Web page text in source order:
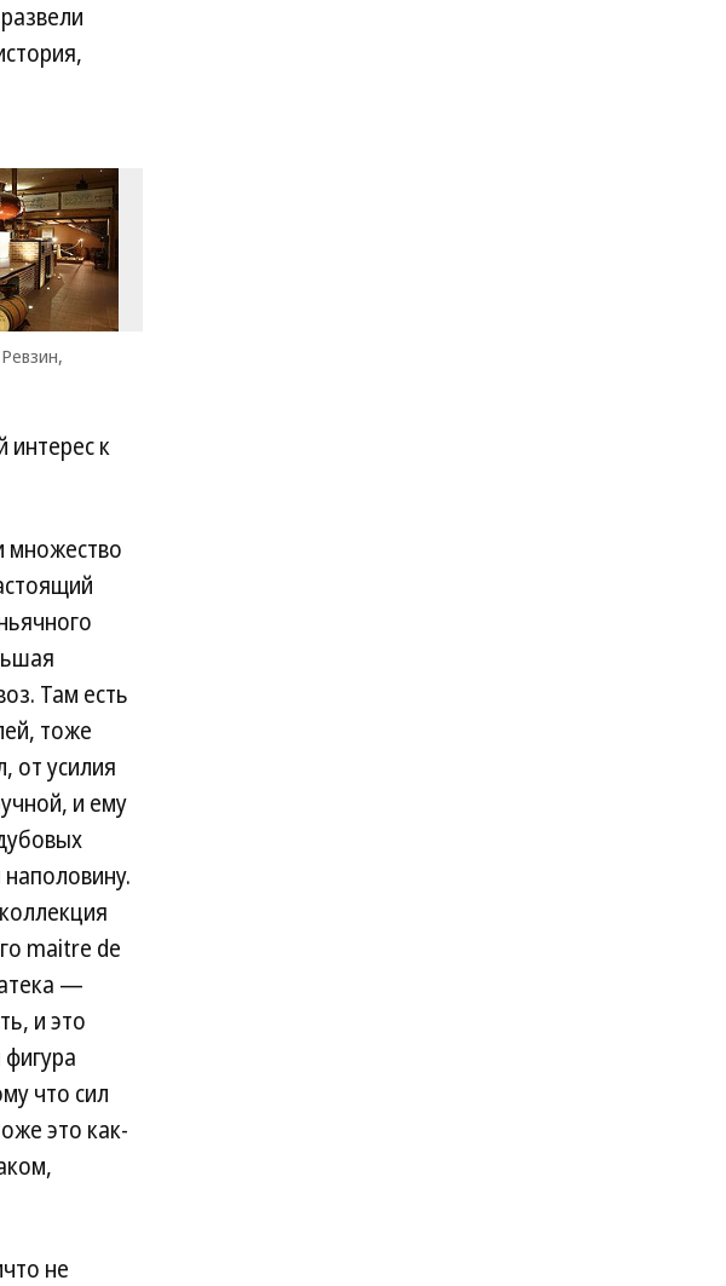
интерес к
множество
Там есть
тоже
от усилия
и ему
maitre de
—
и это
что сил
это как-
не